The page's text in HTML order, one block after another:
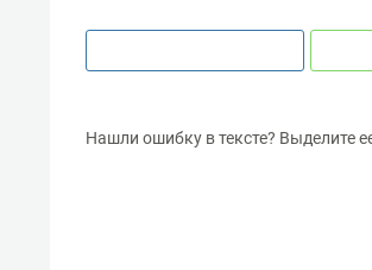
Нашли ошибку в тексте? Выделите